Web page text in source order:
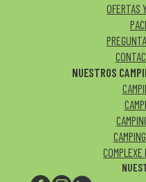
OFERTAS
NUESTROS